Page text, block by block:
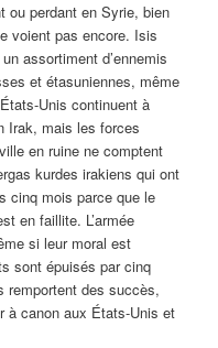
ou perdant en Syrie, bien
voient pas encore. Isis
assortiment d’ennemis
et étasuniennes, même
Unis continuent à
Irak, mais les forces
en ruine ne comptent
kurdes irakiens qui ont
cinq mois parce que le
en faillite. L’armée
si leur moral est
sont épuisés par cinq
remportent des succès,
à canon aux États-Unis et